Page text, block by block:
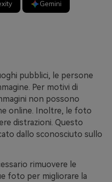
Gemini
pubblici, le persone
Per motivi di
non possono
online. Inoltre, le foto
distrazioni. Questo
dallo sconosciuto sullo
rimuovere le
foto per migliorare la